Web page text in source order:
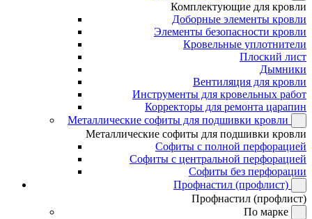
Комплектующие для кровли
Доборные элементы кровли
Элементы безопасности кровли
Кровельные уплотнители
Плоский лист
Дымники
Вентиляция для кровли
Инструменты для кровельных работ
Корректоры для ремонта царапин
Металлические софиты для подшивки кровли
Металлические софиты для подшивки кровли
Софиты с полной перфорацией
Софиты с центральной перфорацией
Софиты без перфорации
Профнастил (профлист)
Профнастил (профлист)
По марке